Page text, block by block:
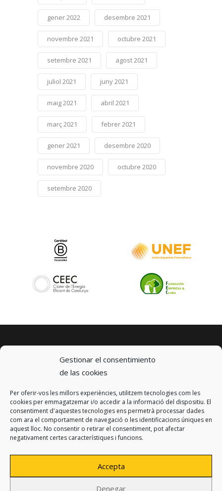
Gestionar el consentimiento
de las cookies
Per oferir-vos les millors experiències, utilitzem tecnologies com les
cookies per emmagatzemar i/o accedir a la informació del dispositiu. El
consentiment d'aquestes tecnologies ens permetrà processar dades
com ara el comportament de navegació o les identificacions úniques en
aquest lloc. No consentir o retirar el consentiment, pot afectar
negativament certes característiques i funcions.
Accepta
Denegar
gener 2022 desembre 2021
novembre 2021 octubre 2021
setembre 2021 agost 2021
juliol 2021 juny 2021
maig 2021 abril 2021
març 2021 febrer 2021
gener 2021 desembre 2020
novembre 2020 octubre 2020
setembre 2020
© 2023 km0 Energy
Carrer Baldrich 222-226
08223 Terrassa, Barcelona
info@km0.energy
Política de privacitat